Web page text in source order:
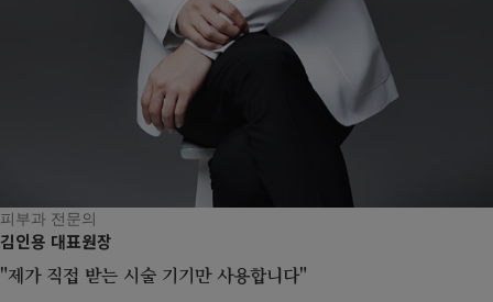
피부과 전문의
김인용 대표원장
"제가 직접 받는 시술 기기만 사용합니다"